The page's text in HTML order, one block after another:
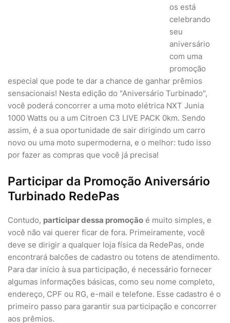
os está
celebrando
seu
aniversário
com uma
promoção
especial que pode te dar a chance de ganhar prêmios
sensacionais! Nesta edição do "Aniversário Turbinado",
você poderá concorrer a uma moto elétrica NXT Junia
1000 Watts ou a um Citroen C3 LIVE PACK 0km. Sendo
assim, é a sua oportunidade de sair dirigindo um carro
novo ou uma moto supermoderna, e o melhor: tudo isso
por fazer as compras que você já precisa!
Participar da Promoção Aniversário
Turbinado RedePas
Contudo, participar dessa promoção é muito simples, e
você não vai querer ficar de fora. Primeiramente, você
deve se dirigir a qualquer loja física da RedePas, onde
encontrará balcões de cadastro ou totens de atendimento.
Para dar início à sua participação, é necessário fornecer
algumas informações básicas, como seu nome completo,
endereço, CPF ou RG, e-mail e telefone. Esse cadastro é o
primeiro passo para garantir sua participação e concorrer
aos prêmios.